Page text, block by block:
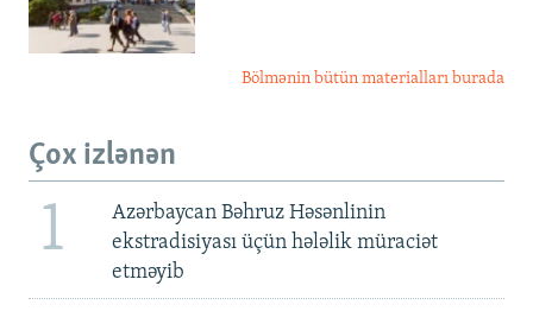
Bölmənin bütün materialları burada
Çox izlənən
1
Azərbaycan Bəhruz Həsənlinin
ekstradisiyası üçün hələlik müraciət
etməyib